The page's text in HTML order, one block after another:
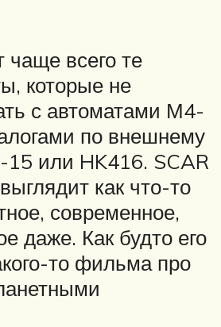
всего те
которые не
с автоматами М4-
по внешнему
15 или HK416. SCAR
как что-то
современное,
даже. Как будто его
то фильма про